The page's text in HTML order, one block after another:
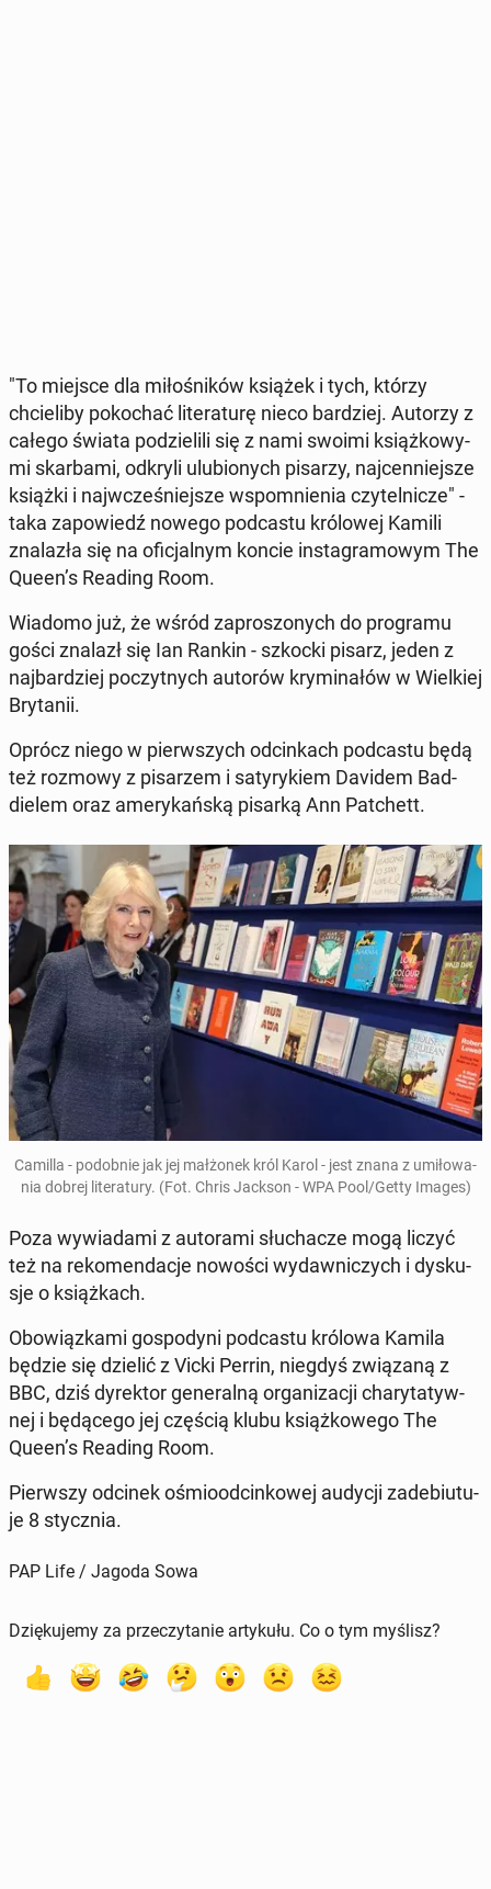
"To miejsce dla mi­ło­śni­ków książek i tych, którzy
chcie­li­by po­ko­chać li­te­ra­tu­rę nieco bar­dziej. Autorzy z
całego świata po­dzie­li­li się z nami swoimi książ­ko­wy­
mi skar­ba­mi, odkryli ulu­bio­nych pisarzy, naj­cen­niej­sze
książki i naj­wcze­śniej­sze wspo­mnie­nia czy­tel­ni­cze" -
taka za­po­wiedź nowego pod­ca­stu kró­lo­wej Kamili
zna­la­zła się na ofi­cjal­nym koncie in­sta­gra­mo­wym The
Queen’s Reading Room.
Wiadomo już, że wśród za­pro­szo­nych do pro­gra­mu
gości znalazł się Ian Rankin - szkocki pisarz, jeden z
naj­bar­dziej po­czyt­nych autorów kry­mi­na­łów w Wiel­kiej
Bry­ta­nii.
Oprócz niego w pierw­szych od­cin­kach pod­ca­stu będą
też rozmowy z pi­sa­rzem i sa­ty­ry­kiem Davidem Bad­
die­lem oraz ame­ry­kań­ską pisarką Ann Pat­chett.
Camilla - po­dob­nie jak jej mał­żo­nek król Karol - jest znana z umi­ło­wa­
nia dobrej li­te­ra­tu­ry. (Fot. Chris Jackson - WPA Pool/Getty Images)
Poza wy­wia­da­mi z au­to­ra­mi słu­cha­cze mogą liczyć
też na re­ko­men­da­cje nowości wy­daw­ni­czych i dys­ku­
sje o książ­kach.
Obo­wiąz­ka­mi go­spo­dy­ni pod­ca­stu królowa Kamila
będzie się dzielić z Vicki Perrin, niegdyś zwią­za­ną z
BBC, dziś dy­rek­tor ge­ne­ral­ną or­ga­ni­za­cji cha­ry­ta­tyw­
nej i bę­dą­ce­go jej częścią klubu książ­ko­we­go The
Queen’s Reading Room.
Pierw­szy odcinek ośmio­od­cin­ko­wej audycji za­de­biu­tu­
je 8 stycz­nia.
PAP Life / Jagoda Sowa
Dziękujemy za przeczytanie artykułu. Co o tym myślisz?